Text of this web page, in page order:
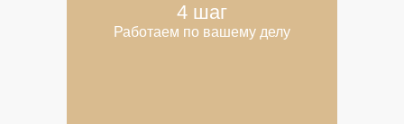
4 шаг
Работаем по вашему делу